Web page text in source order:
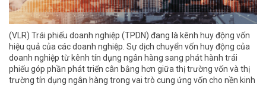
(VLR) Trái phiếu doanh nghiệp (TPDN) đang là kênh huy động vốn
hiệu quả của các doanh nghiệp. Sự dịch chuyển vốn huy động của
doanh nghiệp từ kênh tín dụng ngân hàng sang phát hành trái
phiếu góp phần phát triển cân bằng hơn giữa thị trường vốn và thị
trường tín dụng ngân hàng trong vai trò cung ứng vốn cho nền kinh